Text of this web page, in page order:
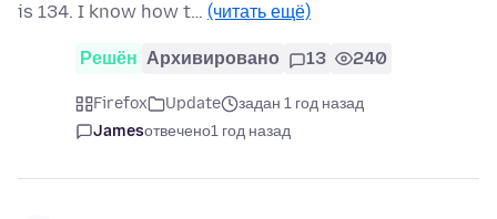
is 134. I know how t… (читать ещё)
Решён Архивировано 13 240
Firefox Update
задан 1 год назад
Jamesотвечено1 год назад